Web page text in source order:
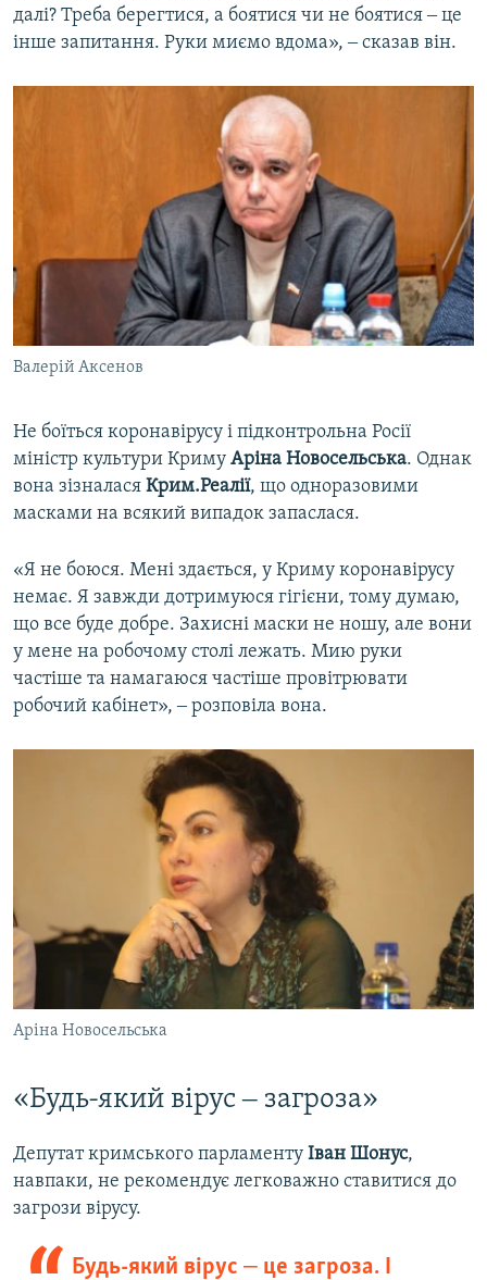
далі? Треба берегтися, а боятися чи не боятися ‒ це
інше запитання. Руки миємо вдома», ‒ сказав він.
Валерій Аксенов
Не боїться коронавірусу і підконтрольна Росії
міністр культури Криму Аріна Новосельська. Однак
вона зізналася Крим.Реалії, що одноразовими
масками на всякий випадок запаслася.
«Я не боюся. Мені здається, у Криму коронавірусу
немає. Я завжди дотримуюся гігієни, тому думаю,
що все буде добре. Захисні маски не ношу, але вони
у мене на робочому столі лежать. Мию руки
частіше та намагаюся частіше провітрювати
робочий кабінет», ‒ розповіла вона.
Аріна Новосельська
«Будь-який вірус ‒ загроза»
Депутат кримського парламенту Іван Шонус,
навпаки, не рекомендує легковажно ставитися до
загрози вірусу.
Будь-який вірус ‒ це загроза. І